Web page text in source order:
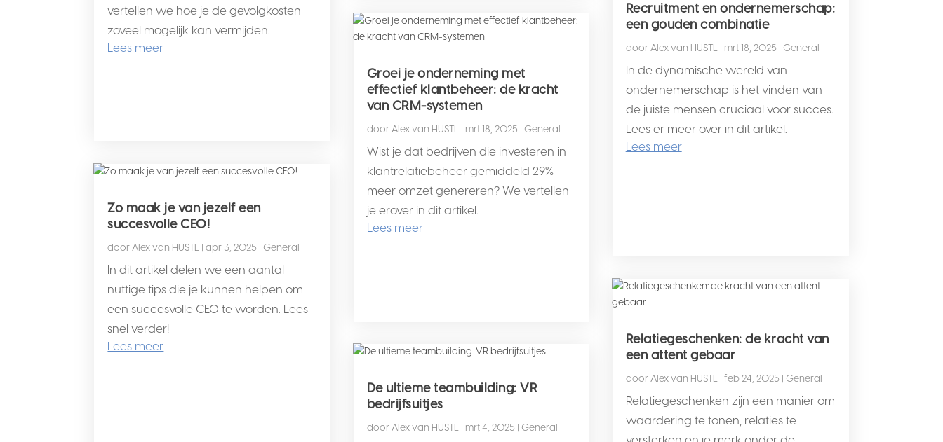
vertellen we hoe je de gevolgkosten
zoveel mogelijk kan vermijden.
Lees meer
Zo maak je van jezelf een
succesvolle CEO!
doorAlex van HUSTL |apr 3, 2025 | General
In dit artikel delen we een aantal
nuttige tips die je kunnen helpen om
een succesvolle CEO te worden. Lees
snel verder!
Lees meer
Groei je onderneming met
effectief klantbeheer: de kracht
van CRM-systemen
doorAlex van HUSTL| mrt 18, 2025 | General
Wist je dat bedrijven die investeren in
klantrelatiebeheer gemiddeld 29%
meer omzet genereren? We vertellen
je erover in dit artikel.
Lees meer
De ultieme teambuilding: VR
bedrijfsuitjes
doorAlex van HUSTL| mrt 4, 2025 | General
Recruitment en ondernemerschap:
een gouden combinatie
doorAlex van HUSTL| mrt 18, 2025 | General
In de dynamische wereld van
ondernemerschap is het vinden van
de juiste mensen cruciaal voor succes.
Lees er meer over in dit artikel.
Lees meer
Relatiegeschenken: de kracht van
een attent gebaar
doorAlex van HUSTL| feb 24, 2025 | General
Relatiegeschenken zijn een manier om
waardering te tonen, relaties te